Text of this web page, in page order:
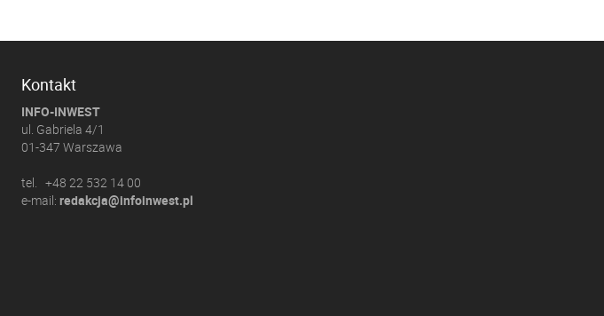
Kontakt
INFO-INWEST
ul. Gabriela 4/1
01-347 Warszawa
tel. +48 22 532 14 00
e-mail: redakcja@infoinwest.pl